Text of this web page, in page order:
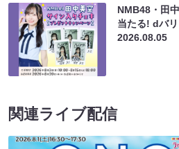
NMB48・田
当たる! dバ
2026.08.05
関連ライブ配信